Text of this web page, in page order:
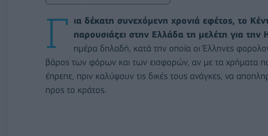
Γ
ια δέκατη συνεχόμενη χρονιά εφέτος, το
παρουσιάζει στην Ελλάδα τη μελέτη για
ημέρα δηλαδή, κατά την οποία οι Έλληνες
βάρος των φόρων και των εισφορών, αν με τα χρήματα
έπρεπε, πριν καλύψουν τις δικές τους ανάγκες, να
προς το κράτος.